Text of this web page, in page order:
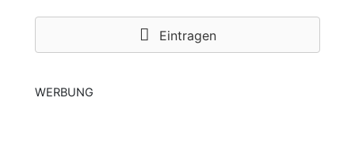
Eintragen
WERBUNG